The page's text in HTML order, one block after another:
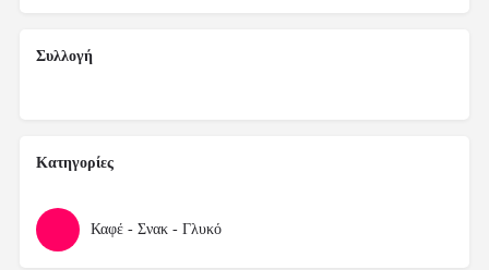
Συλλογή
Κατηγορίες
Καφέ - Σνακ - Γλυκό